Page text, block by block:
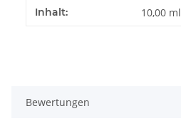
Produkteigenschaft
Wert
Inhalt: 10,00 ml
Bewertungen